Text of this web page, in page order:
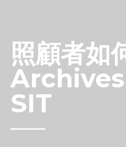
照顧者如
SIT